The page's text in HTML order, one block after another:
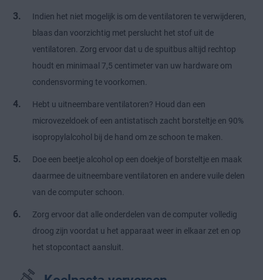
Indien het niet mogelijk is om de ventilatoren te verwijderen,
blaas dan voorzichtig met perslucht het stof uit de
ventilatoren. Zorg ervoor dat u de spuitbus altijd rechtop
houdt en minimaal 7,5 centimeter van uw hardware om
condensvorming te voorkomen.
Hebt u uitneembare ventilatoren? Houd dan een
microvezeldoek of een antistatisch zacht borsteltje en 90%
isopropylalcohol bij de hand om ze schoon te maken.
Doe een beetje alcohol op een doekje of borsteltje en maak
daarmee de uitneembare ventilatoren en andere vuile delen
van de computer schoon.
Zorg ervoor dat alle onderdelen van de computer volledig
droog zijn voordat u het apparaat weer in elkaar zet en op
het stopcontact aansluit.